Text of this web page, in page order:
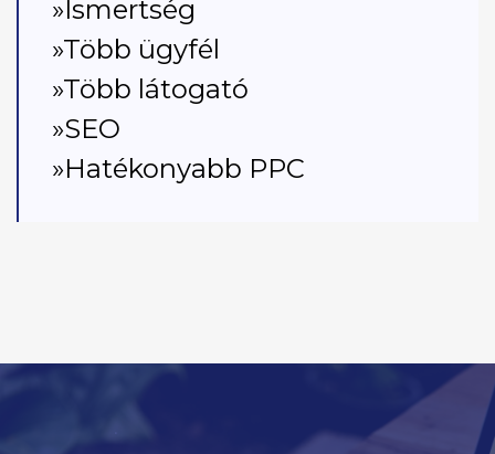
»Ismertség
»Több ügyfél
»Több látogató
»SEO
»Hatékonyabb PPC